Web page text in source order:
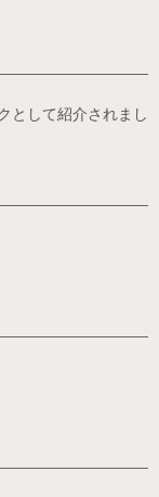
として紹介されまし